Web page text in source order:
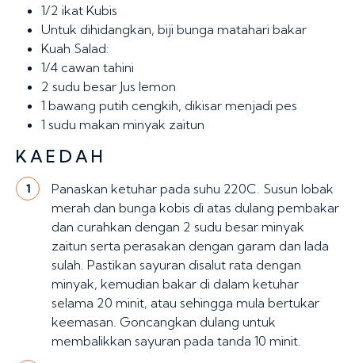
1/2 ikat Kubis
Untuk dihidangkan, biji bunga matahari bakar
Kuah Salad:
1/4 cawan tahini
2 sudu besar Jus lemon
1 bawang putih cengkih, dikisar menjadi pes
1 sudu makan minyak zaitun
KAEDAH
1
Panaskan ketuhar pada suhu 220C. Susun lobak
merah dan bunga kobis di atas dulang pembakar
dan curahkan dengan 2 sudu besar minyak
zaitun serta perasakan dengan garam dan lada
sulah. Pastikan sayuran disalut rata dengan
minyak, kemudian bakar di dalam ketuhar
selama 20 minit, atau sehingga mula bertukar
keemasan. Goncangkan dulang untuk
membalikkan sayuran pada tanda 10 minit.